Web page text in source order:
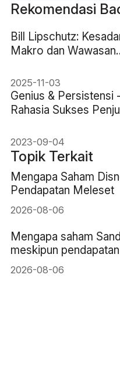
Rekomendasi
Bill Lipschutz:
Makro dan Wawasan
Asing
2025-11-03
Genius & Persistensi -
Rahasia Sukses
2023-09-04
Topik Terkait
Mengapa Saham
Pendapatan Meleset
2026-08-06
Mengapa saham
meskipun
2026-08-06